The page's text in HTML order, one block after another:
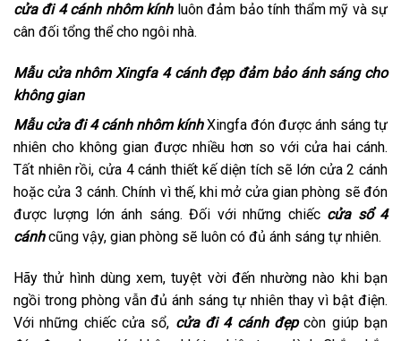
cửa đi 4 cánh nhôm kính luôn đảm bảo tính thẩm mỹ và sự
cân đối tổng thể cho ngôi nhà.
Mẫu cửa nhôm Xingfa 4 cánh đẹp đảm bảo ánh sáng cho
không gian
Mẫu cửa đi 4 cánh nhôm kínhXingfa đón được ánh sáng tự
nhiên cho không gian được nhiều hơn so với cửa hai cánh.
Tất nhiên rồi, cửa 4 cánh thiết kế diện tích sẽ lớn cửa 2 cánh
hoặc cửa 3 cánh. Chính vì thế, khi mở cửa gian phòng sẽ đón
được lượng lớn ánh sáng. Đối với những chiếc cửa sổ 4
cánhcũng vậy, gian phòng sẽ luôn có đủ ánh sáng tự nhiên.
Hãy thử hình dùng xem, tuyệt vời đến nhường nào khi bạn
ngồi trong phòng vẫn đủ ánh sáng tự nhiên thay vì bật điện.
Với những chiếc cửa sổ, cửa đi 4 cánh đẹpcòn giúp bạn